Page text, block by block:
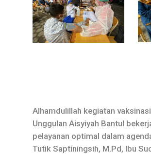
Alhamdulillah kegiatan
Unggulan Aisyiyah Bantul
pelayanan optimal dalam
Tutik Saptiningsih, M.Pd, Ibu